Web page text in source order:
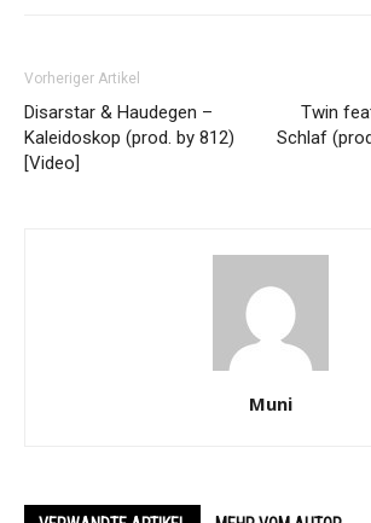
Vorheriger Artikel
Disarstar & Haudegen –
Kaleidoskop (prod. by 812)
[Video]
Twin
Schlaf
Muni